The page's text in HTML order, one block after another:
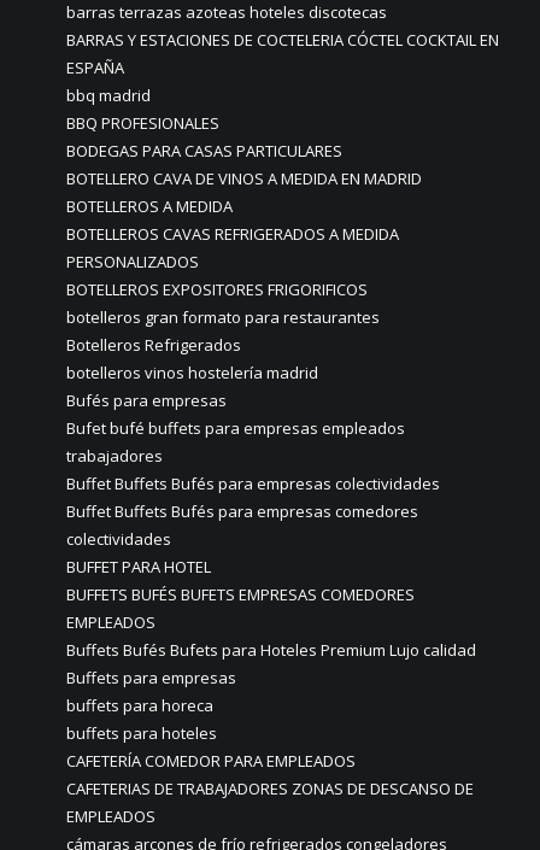
barras terrazas azoteas hoteles discotecas
BARRAS Y ESTACIONES DE COCTELERIA CÓCTEL COCKTAIL EN
ESPAÑA
bbq madrid
BBQ PROFESIONALES
BODEGAS PARA CASAS PARTICULARES
BOTELLERO CAVA DE VINOS A MEDIDA EN MADRID
BOTELLEROS A MEDIDA
BOTELLEROS CAVAS REFRIGERADOS A MEDIDA
PERSONALIZADOS
BOTELLEROS EXPOSITORES FRIGORIFICOS
botelleros gran formato para restaurantes
Botelleros Refrigerados
botelleros vinos hostelería madrid
Bufés para empresas
Bufet bufé buffets para empresas empleados
trabajadores
Buffet Buffets Bufés para empresas colectividades
Buffet Buffets Bufés para empresas comedores
colectividades
BUFFET PARA HOTEL
BUFFETS BUFÉS BUFETS EMPRESAS COMEDORES
EMPLEADOS
Buffets Bufés Bufets para Hoteles Premium Lujo calidad
Buffets para empresas
buffets para horeca
buffets para hoteles
CAFETERÍA COMEDOR PARA EMPLEADOS
CAFETERIAS DE TRABAJADORES ZONAS DE DESCANSO DE
EMPLEADOS
cámaras arcones de frío refrigerados congeladores